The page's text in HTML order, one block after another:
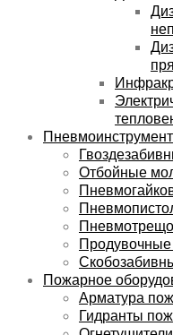
Пневмоинструмент
Отбойные
Пожарное
Арматура
Гидранты